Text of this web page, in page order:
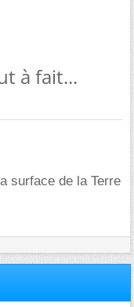
à fait...
surface de la Terre